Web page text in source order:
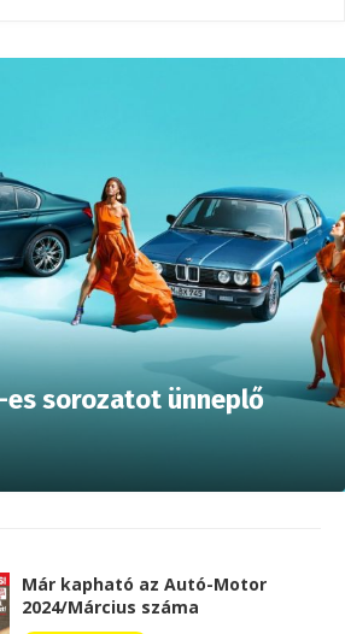
es sorozatot ünneplő
Már kapható az Autó-Motor
2024/Március száma